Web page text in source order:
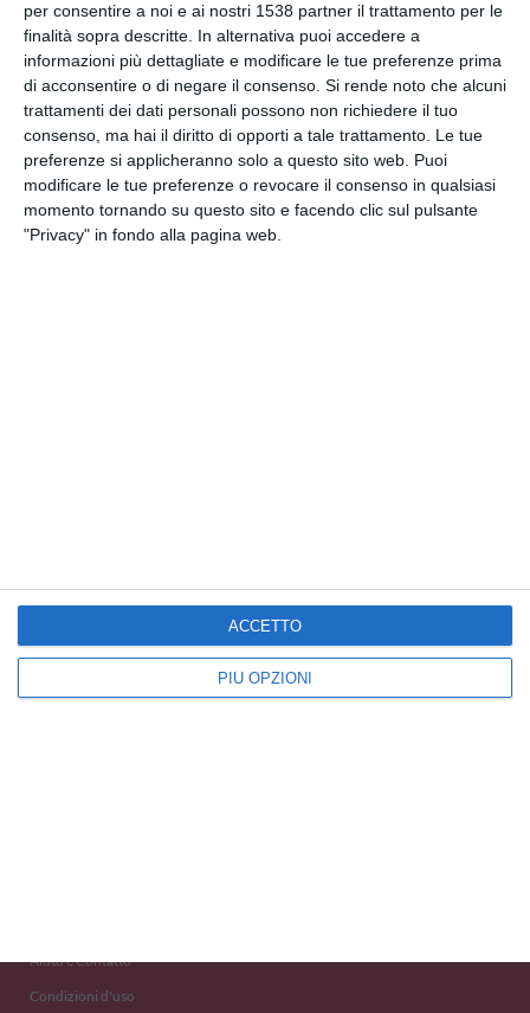
per consentire a noi e ai nostri 1538 partner il trattamento per le
finalità sopra descritte. In alternativa puoi accedere a
informazioni più dettagliate e modificare le tue preferenze prima
di acconsentire o di negare il consenso. Si rende noto che alcuni
trattamenti dei dati personali possono non richiedere il tuo
consenso, ma hai il diritto di opporti a tale trattamento. Le tue
preferenze si applicheranno solo a questo sito web. Puoi
modificare le tue preferenze o revocare il consenso in qualsiasi
momento tornando su questo sito e facendo clic sul pulsante
"Privacy" in fondo alla pagina web.
PIÙ OPZIONI
ACCETTO
via Email(GRATUITO)
CONDIVIDI QUESTA
CARTOLINA
Facebook, Twitter, WhatsApp, ...
Aiuto e Contatto
Condizioni d'uso